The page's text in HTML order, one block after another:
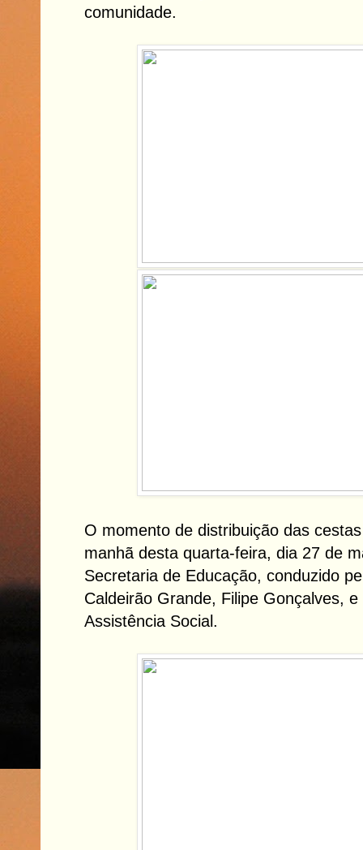
comunidade.
O momento de distribuição das
manhã desta quarta-feira, dia 27 de
Secretaria de Educação, conduzido
Caldeirão Grande, Filipe Gonçalves,
Assistência Social.